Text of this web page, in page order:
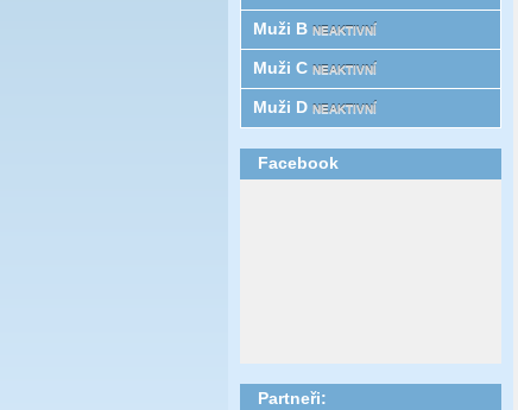
Muži B NEAKTIVNÍ
Muži C NEAKTIVNÍ
Muži D NEAKTIVNÍ
Facebook
Partneři: